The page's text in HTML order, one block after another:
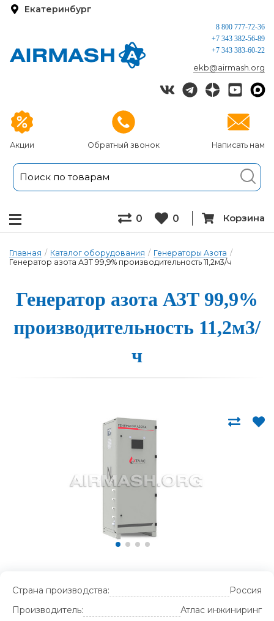
Екатеринбург
Акции Обратный звонок Написать нам
8 800 777-72-36
+7 343 382-56-89
+7 343 383-60-22
ekb@airmash.org
0 0 Корзина
Главная / Каталог оборудования / Генераторы Азота /
Генератор азота АЗТ 99,9% производительность 11,2м3/ч
Генера­тор а­зо­та АЗТ 99,9%
про­из­во­ди­тель­ность 11,2м3/
ч
Страна производства:
Россия
Производитель:
Атлас инжиниринг